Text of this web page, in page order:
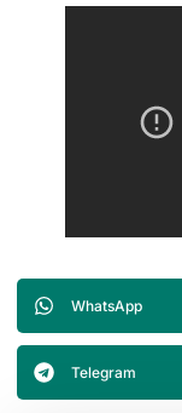
WhatsApp
Telegram